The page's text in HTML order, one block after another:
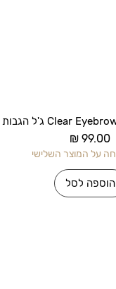
מחיר
הוספה לסל